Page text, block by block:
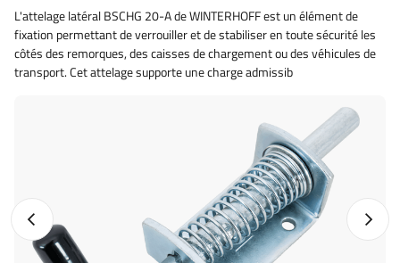
L'attelage latéral BSCHG 20-A de WINTERHOFF est un élément de
fixation permettant de verrouiller et de stabiliser en toute sécurité les
côtés des remorques, des caisses de chargement ou des véhicules de
transport. Cet attelage supporte une charge admissib
Photo précédente Photo